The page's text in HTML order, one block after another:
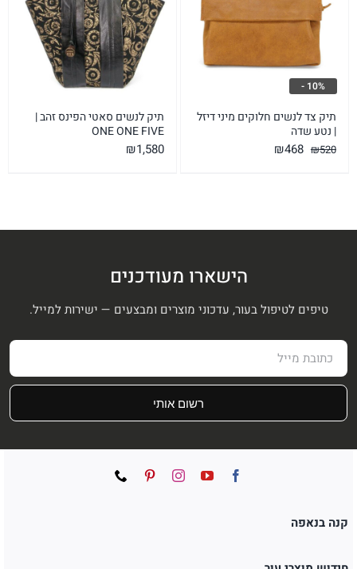
תיק צד לנשים חלוקים מיני דיזל
| נטע שדה
₪520
המחיר
₪468
10% -
תיק לנשים סאטי הפינס זהב |
ONE ONE FIVE
₪1,580
הישארו מעודכנים
טיפים לטיפול בעור, עדכוני מוצרים ומבצעים — ישירות למייל.
רשום אותי
קנה בנאפה